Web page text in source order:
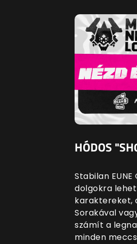
HÓDOS
Stabilan
dolgokra
karaktereket,
Sorakával
számít a
minden